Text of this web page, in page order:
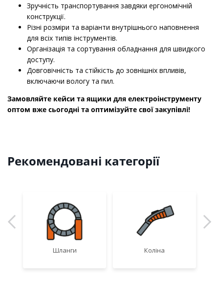
Зручність транспортування завдяки ергономічній
конструкції.
Різні розміри та варіанти внутрішнього наповнення
для всіх типів інструментів.
Організація та сортування обладнання для швидкого
доступу.
Довговічність та стійкість до зовнішніх впливів,
включаючи вологу та пил.
Замовляйте кейси та ящики для електроінструменту
оптом вже сьогодні та оптимізуйте свої закупівлі!
Рекомендовані категорії
Шланги Коліна